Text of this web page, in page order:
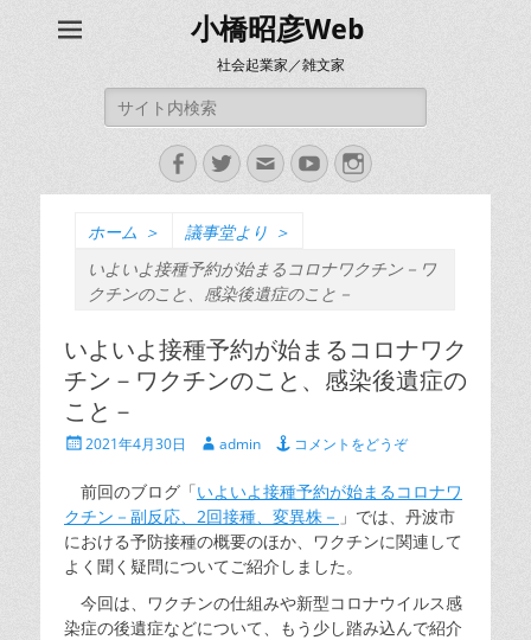
小橋昭彦Web
社会起業家／雑文家
索:
Facebook
Twitter
メ
ー
YouTubeInstagram
ホーム ＞ 議事堂より ＞
いよいよ接種予約が始まるコロナワクチン－ワ
クチンのこと、感染後遺症のこと－
いよいよ接種予約が始まるコロナワク
チン－ワクチンのこと、感染後遺症の
こと－
投 2021年4月30日
投
者
admin コメントをどうぞ
前回のブログ「いよいよ接種予約が始まるコロナワ
クチン－副反応、2回接種、変異株－ 」では、丹波市
における予防接種の概要のほか、ワクチンに関連して
よく聞く疑問についてご紹介しました。
今回は、ワクチンの仕組みや新型コロナウイルス感
染症の後遺症などについて、もう少し踏み込んで紹介